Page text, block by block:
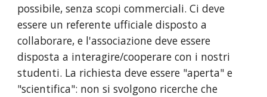
possibile, senza scopi commerciali. Ci deve
essere un referente ufficiale disposto a
collaborare, e l'associazione deve essere
disposta a interagire/cooperare con i nostri
studenti. La richiesta deve essere "aperta" e
"scientifica": non si svolgono ricerche che